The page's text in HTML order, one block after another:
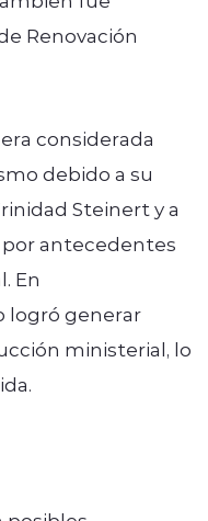
Renovación
considerada
debido a su
Steinert y a
antecedentes
En
logró generar
ministerial, lo